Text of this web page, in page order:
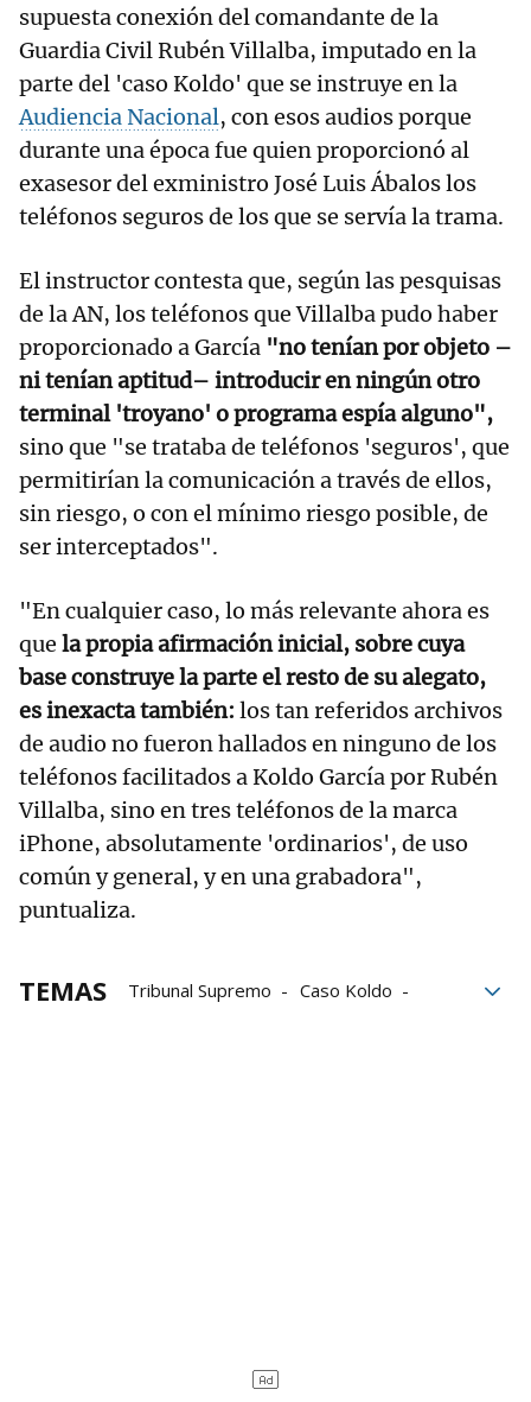
supuesta conexión del comandante de la
Guardia Civil Rubén Villalba, imputado en la
parte del 'caso Koldo' que se instruye en la
Audiencia Nacional, con esos audios porque
durante una época fue quien proporcionó al
exasesor del exministro José Luis Ábalos los
teléfonos seguros de los que se servía la trama.
El instructor contesta que, según las pesquisas
de la AN, los teléfonos que Villalba pudo haber
proporcionado a García "no tenían por objeto –
ni tenían aptitud– introducir en ningún otro
terminal 'troyano' o programa espía alguno",
sino que "se trataba de teléfonos 'seguros', que
permitirían la comunicación a través de ellos,
sin riesgo, o con el mínimo riesgo posible, de
ser interceptados".
"En cualquier caso, lo más relevante ahora es
que la propia afirmación inicial, sobre cuya
base construye la parte el resto de su alegato,
es inexacta también: los tan referidos archivos
de audio no fueron hallados en ninguno de los
teléfonos facilitados a Koldo García por Rubén
Villalba, sino en tres teléfonos de la marca
iPhone, absolutamente 'ordinarios', de uso
común y general, y en una grabadora",
puntualiza.
TEMAS Tribunal Supremo
Caso Koldo